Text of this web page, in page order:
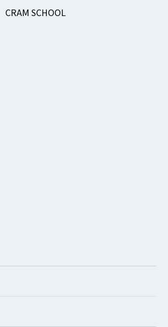
CRAM SCHOOL